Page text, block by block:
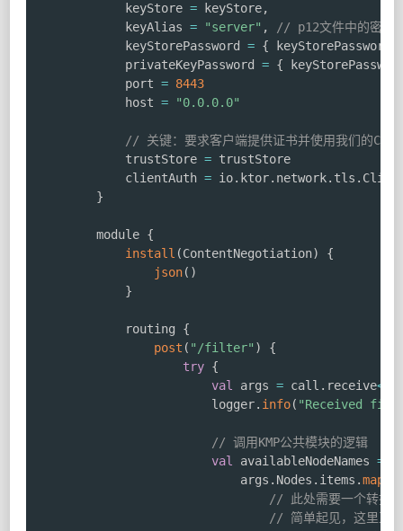
            keyStore
= keyStore,
            keyAlias
= "server" ,
// p12文件中的密钥
            keyStorePassword
= { keyStorePassword
            privateKeyPassword
= {
            port
= 8443
            host
= "0.0.0.0"
// 关键：要求客户端提供证书并使用我们的CA进
            trustStore
= trustStore
            clientAuth
= io. ktor. network. tls .
}
        module
{
install (ContentNegotiation)
{
json( )
}
            routing
{
post ( "/filter" )
{
try {
val args = call . receive<
                        logger
. info( "Received
// 调用KMP公共模块的逻辑
val availableNodeNames =
                            args
. Nodes . items .map
// 此处需要一个转换
// 简单起见，这里直